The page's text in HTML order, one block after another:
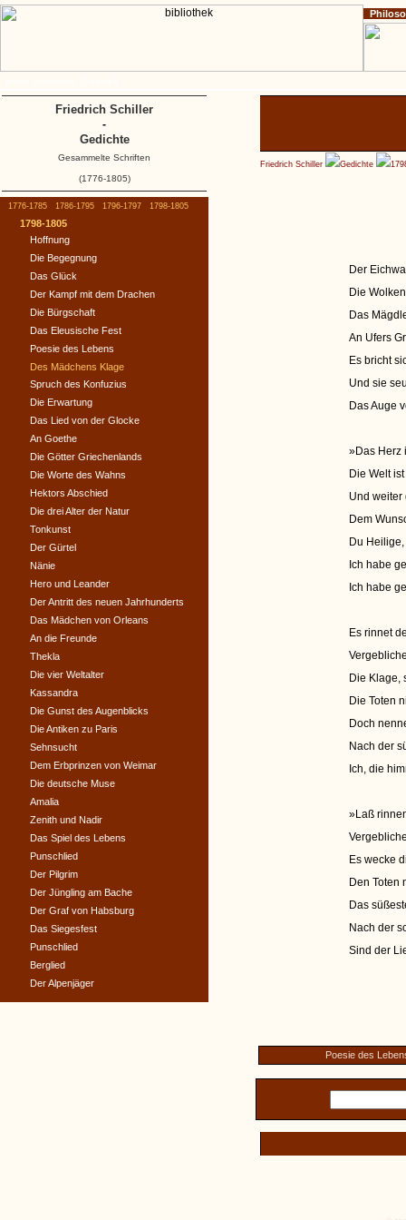
Friedrich Schiller Gedichte
Der
Die
Das
An Ufers
Es bricht
Und sie
Das Auge
»Das Herz
Die Welt
Und weiter
Dem
Du
Ich habe
Ich habe
Es rinnet
Die Klage,
Die Toten
Doch
Nach der
Ich, die
»Laß
Es wecke
Den Toten
Das
Nach der
Sind der
Poesie des
1776-1785 1786-1795 1796-1797 1798-1805
1798-1805
Hoffnung
Die Begegnung
Das Glück
Der Kampf mit dem Drachen
Die Bürgschaft
Das Eleusische Fest
Poesie des Lebens
Des Mädchens Klage
Spruch des Konfuzius
Die Erwartung
Das Lied von der Glocke
An Goethe
Die Götter Griechenlands
Die Worte des Wahns
Hektors Abschied
Die drei Alter der Natur
Tonkunst
Der Gürtel
Nänie
Hero und Leander
Der Antritt des neuen Jahrhunderts
Das Mädchen von Orleans
An die Freunde
Thekla
Die vier Weltalter
Kassandra
Die Gunst des Augenblicks
Die Antiken zu Paris
Sehnsucht
Dem Erbprinzen von Weimar
Die deutsche Muse
Amalia
Zenith und Nadir
Das Spiel des Lebens
Punschlied
Der Pilgrim
Der Jüngling am Bache
Der Graf von Habsburg
Das Siegesfest
Punschlied
Berglied
Der Alpenjäger
Friedrich Schiller
-
Gedichte
Gesammelte Schriften
(1776-1805)